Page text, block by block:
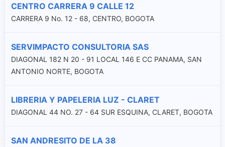
CENTRO CARRERA 9 CALLE 12
CARRERA 9 No. 12 - 68, CENTRO, BOGOTA
SERVIMPACTO CONSULTORIA SAS
DIAGONAL 182 N 20 - 91 LOCAL 146 E CC PANAMA, SAN
ANTONIO NORTE, BOGOTA
LIBRERIA Y PAPELERIA LUZ - CLARET
DIAGONAL 44 NO. 27 - 64 SUR ESQUINA, CLARET, BOGOTA
SAN ANDRESITO DE LA 38